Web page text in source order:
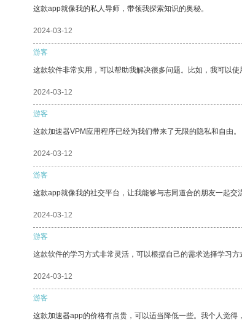
这款app就像我的私人导师，带领我探索知识的奥秘。
2024-03-12
游客
这款软件非常实用，可以帮助我解决很多问题。比如，我可以使
2024-03-12
游客
这款加速器VPM应用程序已经为我们带来了无限的隐私和自由。
2024-03-12
游客
这款app就像我的社交平台，让我能够与志同道合的朋友一起交
2024-03-12
游客
这款软件的学习方式非常灵活，可以根据自己的需求选择学习方
2024-03-12
游客
这款加速器app的价格有点贵，可以适当降低一些。我个人觉得